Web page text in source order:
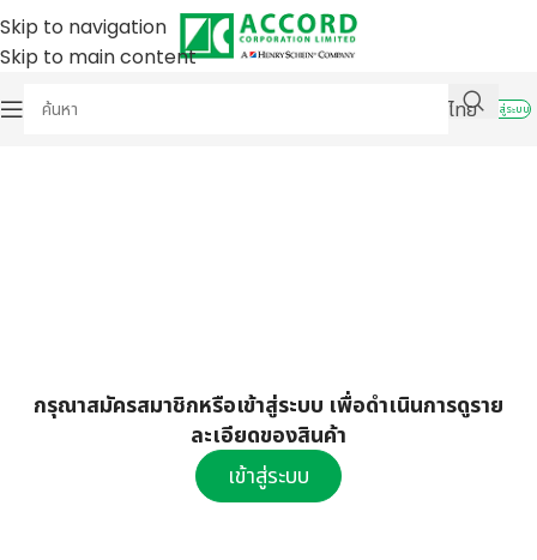
Skip to navigation
Skip to main content
ไทย
เข้าสู่ระบบ
กรุณาสมัครสมาชิกหรือเข้าสู่ระบบ เพื่อดำเนินการดูราย
ละเอียดของสินค้า
เข้าสู่ระบบ